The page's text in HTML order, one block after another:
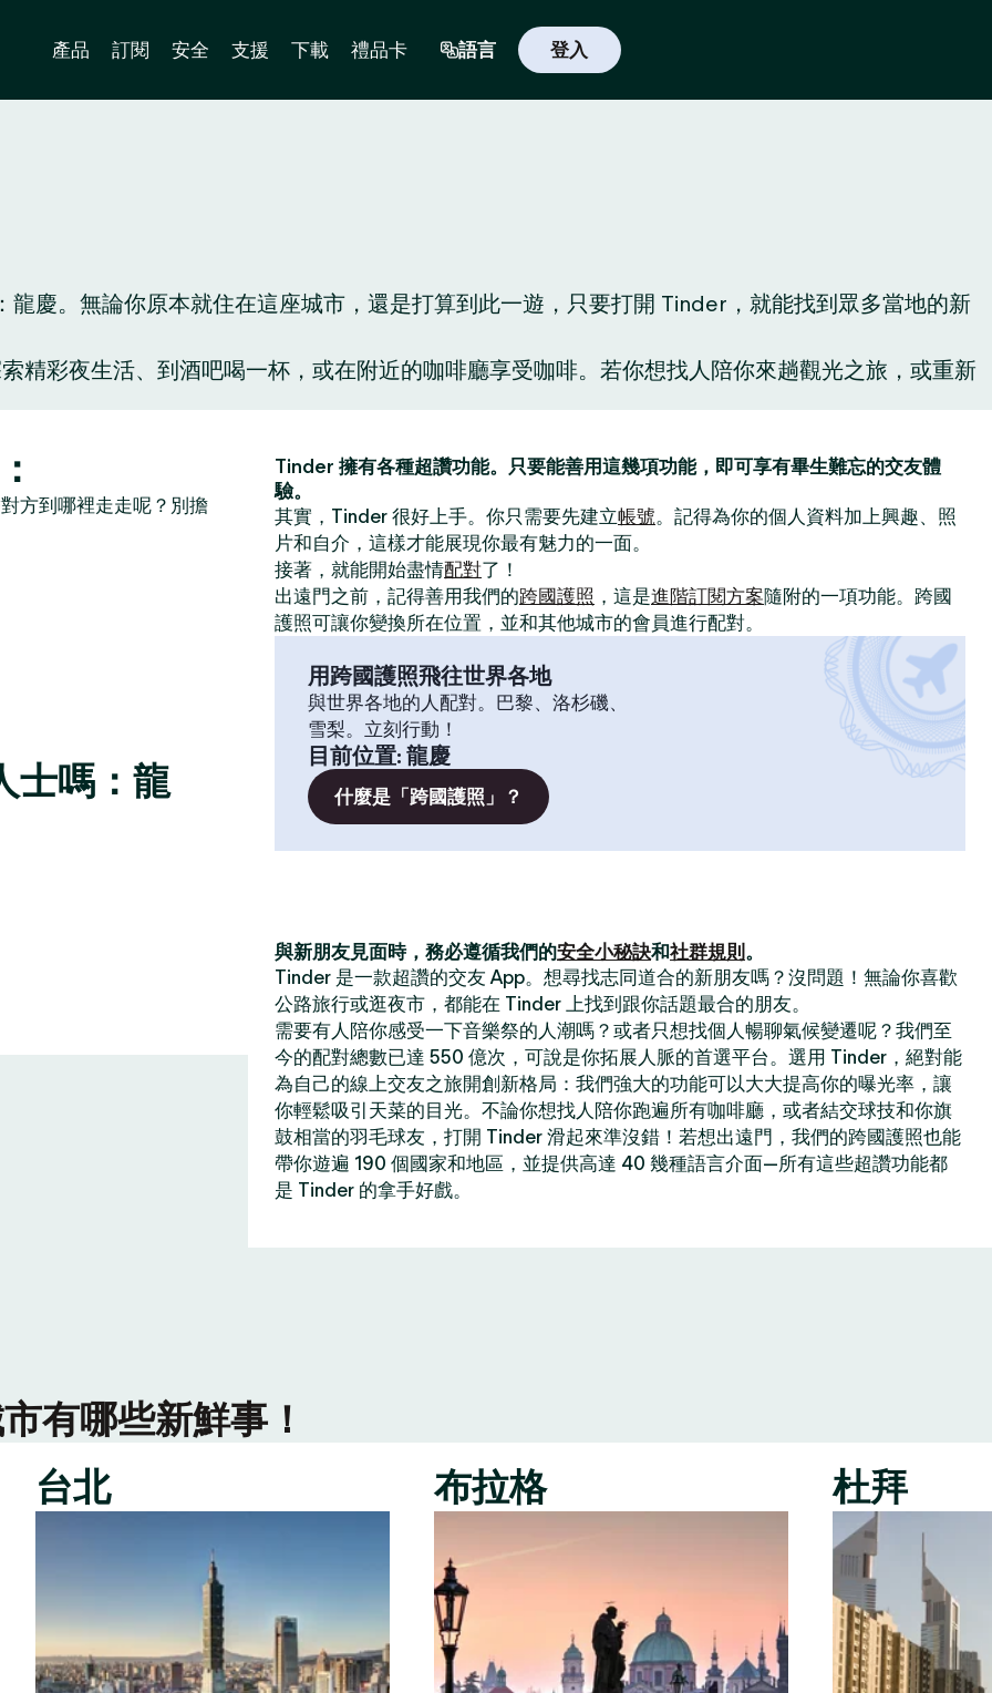
產品 訂閱 安全 支援 下載 禮品卡 語言 登入
慶。無論你原本就住在這座城市，還是打算到此一遊，只要打開 Tinder，就能找到眾多當地的新
精彩夜生活、到酒吧喝一杯，或在附近的咖啡廳享受咖啡。若你想找人陪你來趟觀光之旅，或重新
方到哪裡走走呢？別擔
士嗎：龍
Tinder 擁有各種超讚功能。只要能善用這幾項功能，即可享有畢生難忘的交友體
驗。
其實，Tinder 很好上手。你只需要先建立帳號。記得為你的個人資料加上興趣、照
片和自介，這樣才能展現你最有魅力的一面。
接著，就能開始盡情配對了！
出遠門之前，記得善用我們的跨國護照 ，這是進階訂閱方案隨附的一項功能。跨國
護照可讓你變換所在位置，並和其他城市的會員進行配對。
用跨國護照飛往世界各地
與世界各地的人配對。巴黎、洛杉磯、
雪梨。立刻行動！
目前位置: 龍慶
什麼是「跨國護照」？
與新朋友見面時，務必遵循我們的安全小秘訣和社群規則 。
Tinder 是一款超讚的交友 App。想尋找志同道合的新朋友嗎？沒問題！無論你喜歡
公路旅行或逛夜市，都能在 Tinder 上找到跟你話題最合的朋友。
需要有人陪你感受一下音樂祭的人潮嗎？或者只想找個人暢聊氣候變遷呢？我們至
今的配對總數已達 550 億次，可說是你拓展人脈的首選平台。選用 Tinder，絕對能
為自己的線上交友之旅開創新格局：我們強大的功能可以大大提高你的曝光率，讓
你輕鬆吸引天菜的目光。不論你想找人陪你跑遍所有咖啡廳，或者結交球技和你旗
鼓相當的羽毛球友，打開 Tinder 滑起來準沒錯！若想出遠門，我們的跨國護照也能
帶你遊遍 190 個國家和地區，並提供高達 40 幾種語言介面—所有這些超讚功能都
是 Tinder 的拿手好戲。
有哪些新鮮事！
台北
布拉格 杜拜